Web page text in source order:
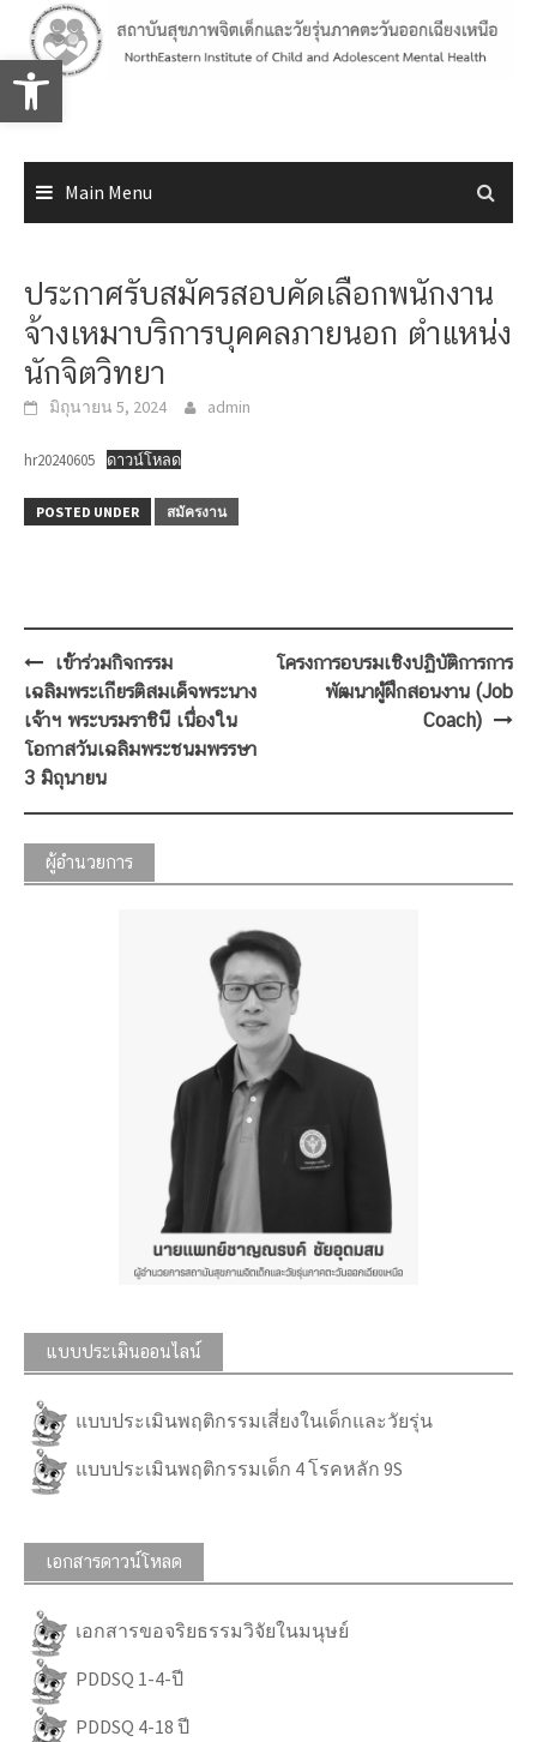
Open toolbar
content
Main Menu
ประกาศรับสมัครสอบคัดเลือกพนักงาน
จ้างเหมาบริการบุคคลภายนอก ตำแหน่ง
นักจิตวิทยา
มิถุนายน 5, 2024 admin
hr20240605 ดาวน์โหลด
POSTED UNDER สมัครงาน
Post
navigation
เข้าร่วมกิจกรรม
เฉลิมพระเกียรติสมเด็จพระนาง
เจ้าฯ พระบรมราชินี เนื่องใน
โอกาสวันเฉลิมพระชนมพรรษา
3 มิถุนายน
โครงการอบรมเชิงปฏิบัติการการ
พัฒนาผู้ฝึกสอนงาน (Job
Coach)
ผู้อำนวยการ
แบบประเมินออนไลน์
แบบประเมินพฤติกรรมเสี่ยงในเด็กและวัยรุ่น
แบบประเมินพฤติกรรมเด็ก 4 โรคหลัก 9S
เอกสารดาวน์โหลด
เอกสารขอจริยธรรมวิจัยในมนุษย์
PDDSQ 1-4-ปี
PDDSQ 4-18 ปี